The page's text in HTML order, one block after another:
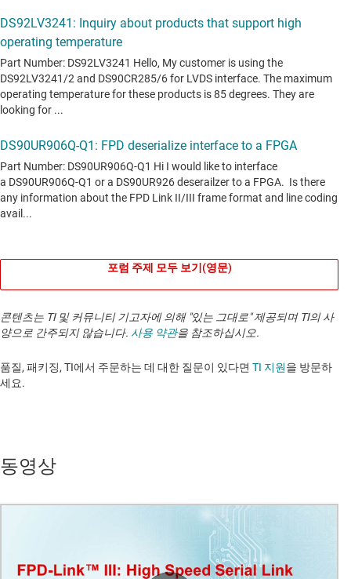
포럼 주제 모두 보기(영문)
콘텐츠는 TI 및 커뮤니티 기고자에 의해 "있는 그대로" 제공되며 TI의 사
양으로 간주되지 않습니다. 사용 약관을 참조하십시오.
품질, 패키징, TI에서 주문하는 데 대한 질문이 있다면 TI 지원을 방문하
세요. ​​​​​​​​​​​​​​
동영상